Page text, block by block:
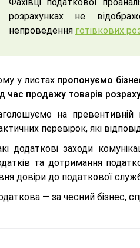
розрахунках не
непроведення готівкових
у листах пропонуємо
час продажу товарів
на превентивній
перевірок, які
додаткові заходи
та дотримання
довіри до податкової
— за чесний бізнес,